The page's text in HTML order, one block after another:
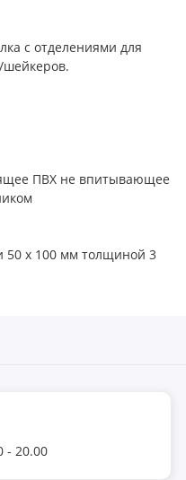
с отделениями для
шейкеров.
ПВХ не впитывающее
50 х 100 мм толщиной 3
- 20.00